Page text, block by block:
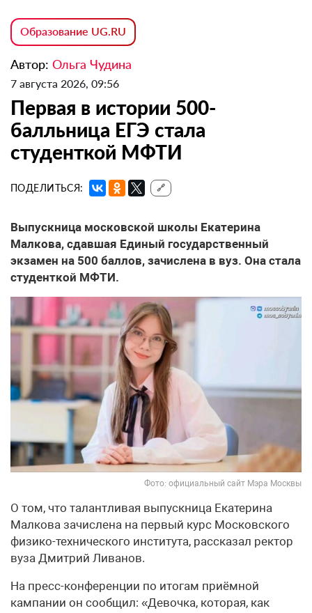
Образование UG.RU
Автор: Ольга Чудина
7 августа 2026, 09:56
Первая в истории 500-
балльница ЕГЭ стала
студенткой МФТИ
ПОДЕЛИТЬСЯ: 🔗
Выпускница московской школы Екатерина
Малкова, сдавшая Единый государственный
экзамен на 500 баллов, зачислена в вуз. Она стала
студенткой МФТИ.
Фото: официальный сайт Мэра Москвы
О том, что талантливая выпускница Екатерина
Малкова зачислена на первый курс Московского
физико-технического института, рассказал ректор
вуза Дмитрий Ливанов.
На пресс-конференции по итогам приёмной
кампании он сообщил: «Девочка, которая, как